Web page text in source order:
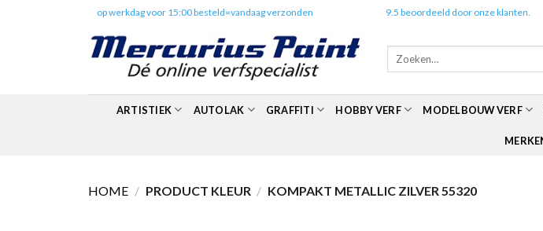
op werkdag voor 15:00 besteld=vandaag verzonden 9.5 beoordeeld door onze klanten.
Zoeken
ARTISTIEK AUTOLAK GRAFFITI HOBBY VERF MODELBOUW VERF
HOME / PRODUCT KLEUR / KOMPAKT METALLIC ZILVER 55320